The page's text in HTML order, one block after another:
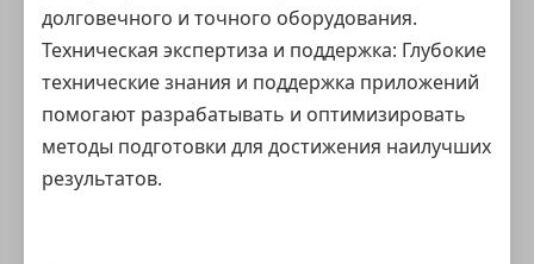
долговечного и точного оборудования.
Техническая экспертиза и поддержка: Глубокие
технические знания и поддержка приложений
помогают разрабатывать и оптимизировать
методы подготовки для достижения наилучших
результатов.